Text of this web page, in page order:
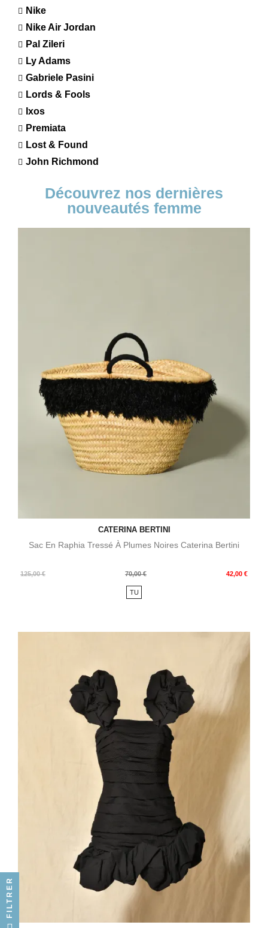
Nike
Nike Air Jordan
Pal Zileri
Ly Adams
Gabriele Pasini
Lords & Fools
Ixos
Premiata
Lost & Found
John Richmond
Découvrez nos dernières
nouveautés femme
CATERINA BERTINI
Sac En Raphia Tressé À Plumes Noires Caterina Bertini
125,00 €
Prix
70,00 € 42,00 €
Prix
TU
FILTRER